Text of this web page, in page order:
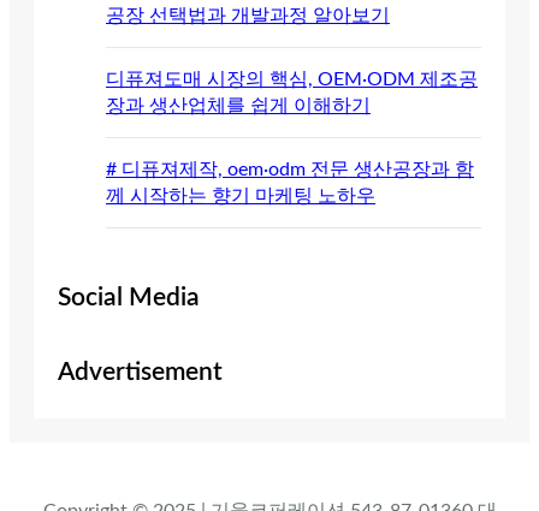
공장 선택법과 개발과정 알아보기
디퓨져도매 시장의 핵심, OEM·ODM 제조공
장과 생산업체를 쉽게 이해하기
# 디퓨져제작, oem·odm 전문 생산공장과 함
께 시작하는 향기 마케팅 노하우
Social Media
Advertisement